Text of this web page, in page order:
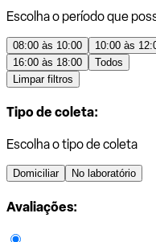
Escolha o período que
08:00 às 10:00 10:00 às
16:00 às 18:00
Todos
Limpar filtros
Tipo de coleta:
Escolha o tipo de coleta
Domiciliar No laboratório
Avaliações: